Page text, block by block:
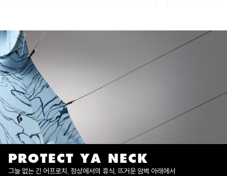
PROTECT YA NECK
그늘 없는 긴 어프로치, 정상에서의 휴식, 뜨거운 암벽 아래에서